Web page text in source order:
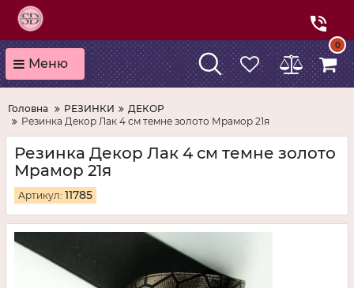
Меню
0
Головна РЕЗИНКИ
ДЕКОР
Резинка Декор Лак 4 см темне золото Мрамор 21я
Резинка Декор Лак 4 см темне золото
Мрамор 21я
Артикул: 11785